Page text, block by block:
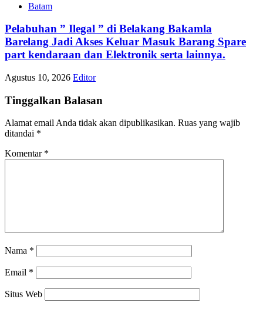
Batam
Pelabuhan ” Ilegal ” di Belakang Bakamla
Barelang Jadi Akses Keluar Masuk Barang Spare
part kendaraan dan Elektronik serta lainnya.
Agustus 10, 2026 Editor
Tinggalkan Balasan
Alamat email Anda tidak akan dipublikasikan. Ruas yang wajib
ditandai *
Komentar *
Nama *
Email *
Situs Web